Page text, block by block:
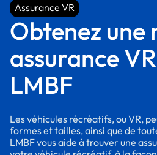
Assurance VR
Assurance VR
Obtenez une
assurance
LMBF
Les véhicules récréatifs, ou VR,
formes et tailles, ainsi que de
LMBF vous aide à trouver une